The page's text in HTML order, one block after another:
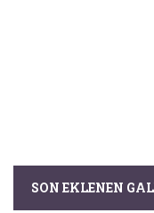
SON EKLENEN